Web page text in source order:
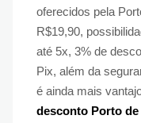
oferecidos pela
R$19,90,
até 5x, 3% de
Pix, além da
é ainda mais
desconto Porto